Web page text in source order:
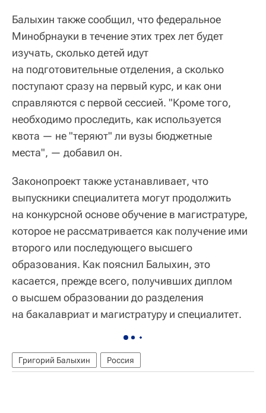
Балыхин также сообщил, что федеральное
Минобрнауки в течение этих трех лет будет
изучать, сколько детей идут
на подготовительные отделения, а сколько
поступают сразу на первый курс, и как они
справляются с первой сессией. "Кроме того,
необходимо проследить, как используется
квота — не "теряют" ли вузы бюджетные
места", — добавил он.
Законопроект также устанавливает, что
выпускники специалитета могут продолжить
на конкурсной основе обучение в магистратуре,
которое не рассматривается как получение ими
второго или последующего высшего
образования. Как пояснил Балыхин, это
касается, прежде всего, получивших диплом
о высшем образовании до разделения
на бакалавриат и магистратуру и специалитет.
Григорий Балыхин Россия